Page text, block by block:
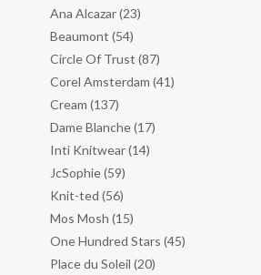
Ana Alcazar(23)
Beaumont (54)
Circle Of Trust (87)
Corel Amsterdam (41)
Cream (137)
Dame Blanche(17)
Inti Knitwear(14)
JcSophie(59)
Knit-ted (56)
Mos Mosh (15)
One Hundred Stars (45)
Place du Soleil (20)